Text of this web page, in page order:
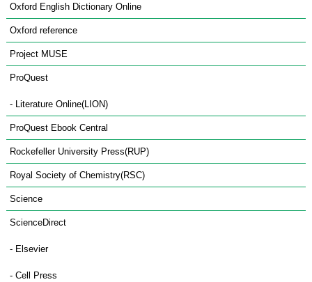
Oxford English Dictionary Online
Oxford reference
Project MUSE
ProQuest
- Literature Online(LION)
ProQuest Ebook Central
Rockefeller University Press(RUP)
Royal Society of Chemistry(RSC)
Science
ScienceDirect
- Elsevier
- Cell Press